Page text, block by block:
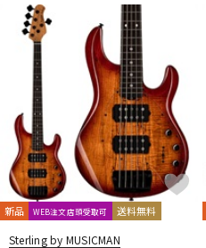
新品 WEB注文店頭受取可 送料無料
Sterling by MUSICMAN